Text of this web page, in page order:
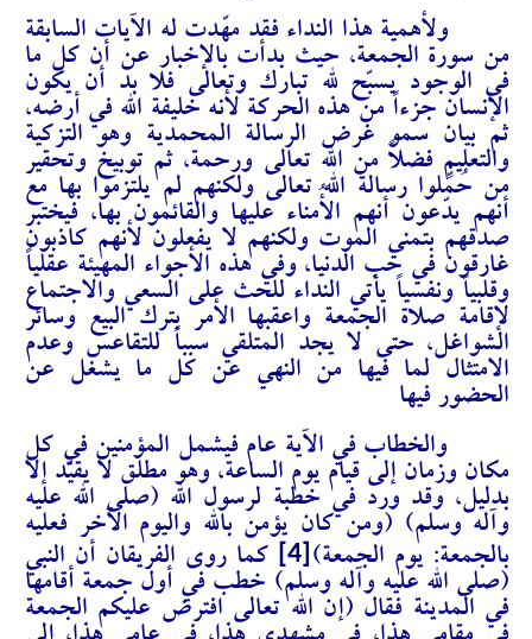
ولأهمية هذا النداء فقد مهّدت له الآيات السابقة
من سورة الجمعة، حيث بدأت بالإخبار عن أن كل ما
في الوجود يسبّح لله تبارك وتعالى فلا بد أن يكون
الإنسان جزءاً من هذه الحركة لأنه خليفة الله في أرضه،
ثم بيان سمو غرض الرسالة المحمدية وهو التزكية
والتعليم فضلاً من الله تعالى ورحمة، ثم توبيخ وتحقير
من حُمِّلوا رسالة الله تعالى ولكنهم لم يلتزموا بها مع
أنهم يدّعون أنهم الأُمناء عليها والقائمون بها، فيختبر
صدقهم بتمني الموت ولكنهم لا يفعلون لأنهم كاذبون
غارقون في حب الدنيا، وفي هذه الأجواء المهيئة عقلياً
وقلبياً ونفسياً يأتي النداء للحث على السعي والاجتماع
لإقامة صلاة الجمعة واعقبها الأمر بترك البيع وسائر
الشواغل، حتى لا يجد المتلقي سبباً للتقاعس وعدم
الامتثال لما فيها من النهي عن كل ما يشغل عن
الحضور فيها
والخطاب في الآية عام فيشمل المؤمنين في كل
مكان وزمان إلى قيام يوم الساعة، وهو مطلق لا يقيَّد إلا
بدليل، وقد ورد في خطبة لرسول الله (صلى الله عليه
وآله وسلم) (ومن كان يؤمن بالله واليوم الآخر فعليه
بالجمعة: يوم الجمعة)
كما روى الفريقان أن النبي
(صلى الله عليه وآله وسلم) خطب في أول جمعة أقامها
في المدينة فقال (إن الله تعالى افترض عليكم الجمعة